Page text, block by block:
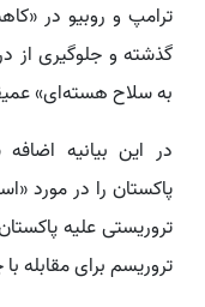
ترامپ و روبیو در
گذشته و جلوگیری از
به سلاح هسته‌ای»
در این بیانیه
پاکستان را در مورد
تروریستی علیه
تروریسم برای مقابله